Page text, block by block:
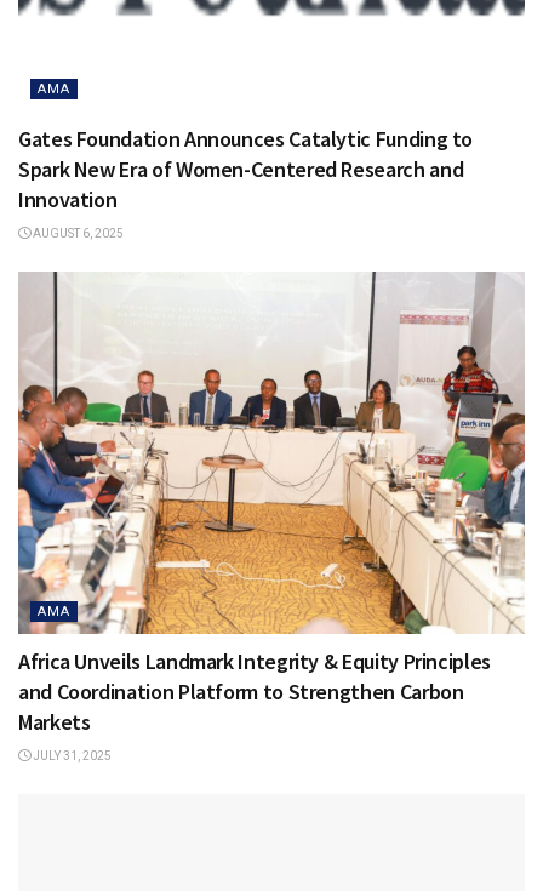
AMA
Gates Foundation Announces Catalytic Funding to
Spark New Era of Women-Centered Research and
Innovation
AUGUST 6, 2025
AMA
Africa Unveils Landmark Integrity & Equity Principles
and Coordination Platform to Strengthen Carbon
Markets
JULY 31, 2025